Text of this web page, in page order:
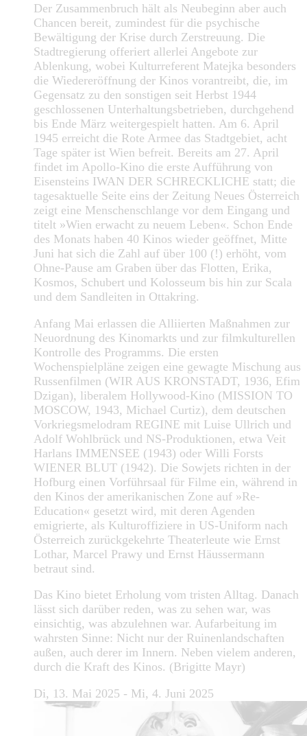
Der Zusammenbruch hält als Neubeginn aber auch
Chancen bereit, zumindest für die psychische
Bewältigung der Krise durch Zerstreuung. Die
Stadtregierung offeriert allerlei Angebote zur
Ablenkung, wobei Kulturreferent Matejka besonders
die Wiedereröffnung der Kinos vorantreibt, die, im
Gegensatz zu den sonstigen seit Herbst 1944
geschlossenen Unterhaltungsbetrieben, durchgehend
bis Ende März weitergespielt hatten. Am 6. April
1945 erreicht die Rote Armee das Stadtgebiet, acht
Tage später ist Wien befreit. Bereits am 27. April
findet im Apollo-Kino die erste Aufführung von
Eisensteins IWAN DER SCHRECKLICHE statt; die
tagesaktuelle Seite eins der Zeitung Neues Österreich
zeigt eine Menschenschlange vor dem Eingang und
titelt »Wien erwacht zu neuem Leben«. Schon Ende
des Monats haben 40 Kinos wieder geöffnet, Mitte
Juni hat sich die Zahl auf über 100 (!) erhöht, vom
Ohne-Pause am Graben über das Flotten, Erika,
Kosmos, Schubert und Kolosseum bis hin zur Scala
und dem Sandleiten in Ottakring.
Anfang Mai erlassen die Alliierten Maßnahmen zur
Neuordnung des Kinomarkts und zur filmkulturellen
Kontrolle des Programms. Die ersten
Wochenspielpläne zeigen eine gewagte Mischung aus
Russenfilmen (WIR AUS KRONSTADT, 1936, Efim
Dzigan), liberalem Hollywood-Kino (MISSION TO
MOSCOW, 1943, Michael Curtiz), dem deutschen
Vorkriegsmelodram REGINE mit Luise Ullrich und
Adolf Wohlbrück und NS-Produktionen, etwa Veit
Harlans IMMENSEE (1943) oder Willi Forsts
WIENER BLUT (1942). Die Sowjets richten in der
Hofburg einen Vorführsaal für Filme ein, während in
den Kinos der amerikanischen Zone auf »Re-
Education« gesetzt wird, mit deren Agenden
emigrierte, als Kulturoffiziere in US-Uniform nach
Österreich zurückgekehrte Theaterleute wie Ernst
Lothar, Marcel Prawy und Ernst Häussermann
betraut sind.
Das Kino bietet Erholung vom tristen Alltag. Danach
lässt sich darüber reden, was zu sehen war, was
einsichtig, was abzulehnen war. Aufarbeitung im
wahrsten Sinne: Nicht nur der Ruinenlandschaften
außen, auch derer im Innern. Neben vielem anderen,
durch die Kraft des Kinos. (Brigitte Mayr)
Di, 13. Mai 2025 - Mi, 4. Juni 2025